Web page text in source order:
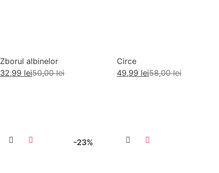
Zborul albinelor
50,00lei
32,99 lei
Circe
58,00lei
49,99 lei
-23%